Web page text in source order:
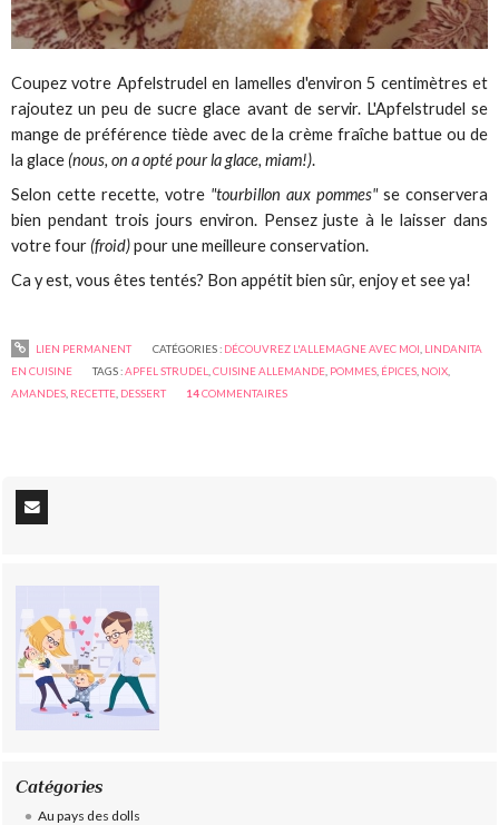
Coupez votre Apfelstrudel en lamelles d'environ 5 centimètres et
rajoutez un peu de sucre glace avant de servir. L'Apfelstrudel se
mange de préférence tiède avec de la crème fraîche battue ou de
la glace (nous, on a opté pour la glace, miam!).
Selon cette recette, votre "tourbillon aux pommes"se conservera
bien pendant trois jours environ. Pensez juste à le laisser dans
votre four (froid)pour une meilleure conservation.
Ca y est, vous êtes tentés? Bon appétit bien sûr, enjoy et see ya!
LIEN PERMANENT CATÉGORIES : DÉCOUVREZ L'ALLEMAGNE AVEC MOI, LINDANITA
EN CUISINE
TAGS :APFEL STRUDEL,CUISINE ALLEMANDE, POMMES, ÉPICES, NOIX,
AMANDES, RECETTE, DESSERT 14COMMENTAIRES
Catégories
Au pays des dolls